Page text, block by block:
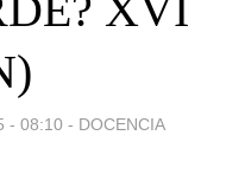
- 08:10 - DOCENCIA